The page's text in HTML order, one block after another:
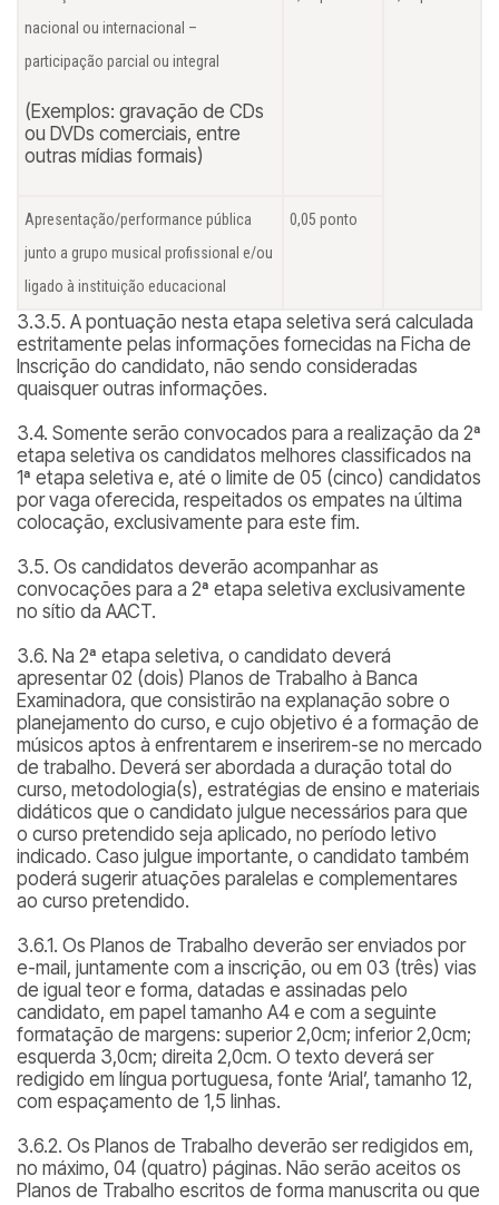
nacional ou internacional –
participação parcial ou integral
(Exemplos: gravação de CDs
ou DVDs comerciais, entre
outras mídias formais)
Apresentação/performance pública
junto a grupo musical profissional e/ou
ligado à instituição educacional
0,05 ponto
3.3.5. A pontuação nesta etapa seletiva será calculada
estritamente pelas informações fornecidas na Ficha de
Inscrição do candidato, não sendo consideradas
quaisquer outras informações.
3.4. Somente serão convocados para a realização da 2ª
etapa seletiva os candidatos melhores classificados na
1ª etapa seletiva e, até o limite de 05 (cinco) candidatos
por vaga oferecida, respeitados os empates na última
colocação, exclusivamente para este fim.
3.5. Os candidatos deverão acompanhar as
convocações para a 2ª etapa seletiva exclusivamente
no sítio da AACT.
3.6. Na 2ª etapa seletiva, o candidato deverá
apresentar 02 (dois) Planos de Trabalho à Banca
Examinadora, que consistirão na explanação sobre o
planejamento do curso, e cujo objetivo é a formação de
músicos aptos à enfrentarem e inserirem-se no mercado
de trabalho. Deverá ser abordada a duração total do
curso, metodologia(s), estratégias de ensino e materiais
didáticos que o candidato julgue necessários para que
o curso pretendido seja aplicado, no período letivo
indicado. Caso julgue importante, o candidato também
poderá sugerir atuações paralelas e complementares
ao curso pretendido.
3.6.1. Os Planos de Trabalho deverão ser enviados por
e-mail, juntamente com a inscrição, ou em 03 (três) vias
de igual teor e forma, datadas e assinadas pelo
candidato, em papel tamanho A4 e com a seguinte
formatação de margens: superior 2,0cm; inferior 2,0cm;
esquerda 3,0cm; direita 2,0cm. O texto deverá ser
redigido em língua portuguesa, fonte ‘Arial’, tamanho 12,
com espaçamento de 1,5 linhas.
3.6.2. Os Planos de Trabalho deverão ser redigidos em,
no máximo, 04 (quatro) páginas. Não serão aceitos os
Planos de Trabalho escritos de forma manuscrita ou que